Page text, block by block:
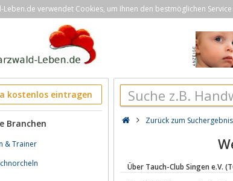
Leben.de verwendet Cookies, um Ihnen den bestmöglichen
kostenlos eintragen
Branchen
& Trainer
Zurück zum Suchergebnis
Über Tauch-Club Singen e.V.